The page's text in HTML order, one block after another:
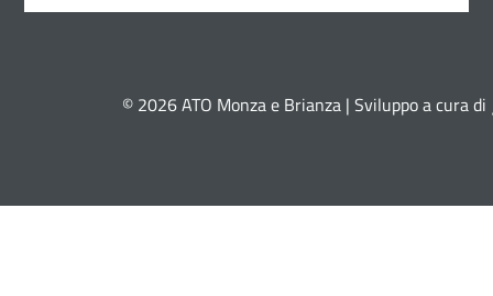
© 2026 ATO Monza e Brianza | Sviluppo a cura di